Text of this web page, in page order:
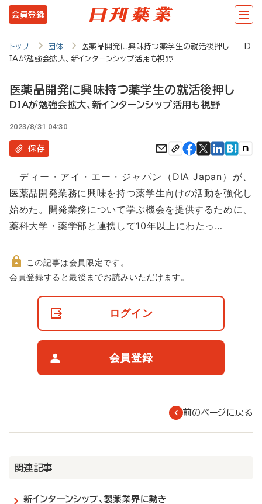
メ
イ
テ
ツ
に
動
会員登録
トップ 団体
医薬品開発に興味持つ薬学生の就活後押し D
IAが勉強会拡大、新インターンシップ活用も視野
医薬品開発に興味持つ薬学生の就活後押し
DIAが勉強会拡大、新インターンシップ活用も視野
2023/8/31 04:30
保存
ディー・アイ・エー・ジャパン（DIA Japan）が、
医薬品開発業務に興味を持つ薬学生向けの活動を強化し
始めた。開発業務について学ぶ機会を提供するために、
薬科大学・薬学部と連携して10年以上にわたっ…
非
この記事は会員限定です。
会員登録すると最後までお読みいただけます。
ログイン
会員登録
前のページに戻る
関連記事
新インターンシップ、製薬業界に動き